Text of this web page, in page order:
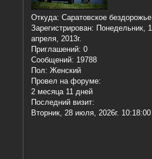
Откуда: Саратовское бездорожье
Зарегистрирован: Понедельник, 1
апреля, 2013г.
Приглашений: 0
Сообщений: 19788
Пол: Женский
Провел на форуме:
2 месяца 11 дней
Последний визит:
Вторник, 28 июля, 2026г. 10:18:00